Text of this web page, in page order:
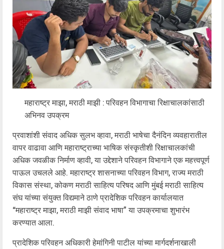
महाराष्ट्र माझा, मराठी माझी : परिवहन विभागाचा रिक्षाचालकांसाठी
अभिनव उपक्रम
प्रवाशांशी संवाद अधिक सुलभ व्हावा, मराठी भाषेचा दैनंदिन व्यवहारातील
वापर वाढावा आणि महाराष्ट्राच्या भाषिक संस्कृतीशी रिक्षाचालकांची
अधिक जवळीक निर्माण व्हावी, या उद्देशाने परिवहन विभागाने एक महत्त्वपूर्ण
पाऊल उचलले आहे. महाराष्ट्र शासनाच्या परिवहन विभाग, राज्य मराठी
विकास संस्था, कोकण मराठी साहित्य परिषद आणि मुंबई मराठी साहित्य
संघ यांच्या संयुक्त विद्यमाने ठाणे प्रादेशिक परिवहन कार्यालयात
“महाराष्ट्र माझा, मराठी माझी संवाद भाषा” या उपक्रमाचा शुभारंभ
करण्यात आला.
प्रादेशिक परिवहन अधिकारी हेमांगिनी पाटील यांच्या मार्गदर्शनाखाली